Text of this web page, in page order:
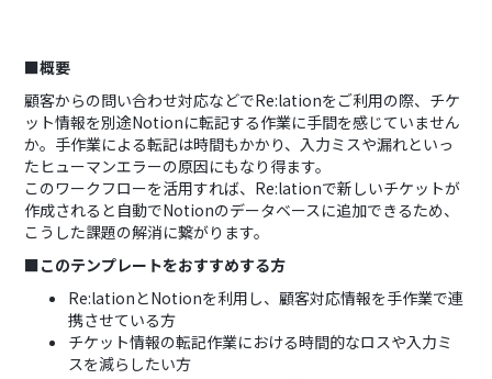
■概要
顧客からの問い合わせ対応などでRe:lationをご利用の際、チケ
ット情報を別途Notionに転記する作業に手間を感じていません
か。手作業による転記は時間もかかり、入力ミスや漏れといっ
たヒューマンエラーの原因にもなり得ます。
このワークフローを活用すれば、Re:lationで新しいチケットが
作成されると自動でNotionのデータベースに追加できるため、
こうした課題の解消に繋がります。
■このテンプレートをおすすめする方
Re:lationとNotionを利用し、顧客対応情報を手作業で連
携させている方
チケット情報の転記作業における時間的なロスや入力ミ
スを減らしたい方